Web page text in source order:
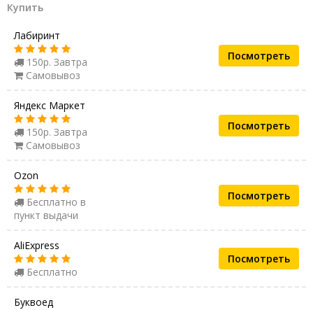
Купить
Лабиринт
150р. Завтра
Самовывоз
Посмотреть
Яндекс Маркет
150р. Завтра
Самовывоз
Посмотреть
Ozon
Бесплатно в
пункт выдачи
Посмотреть
AliExpress
Бесплатно
Посмотреть
Буквоед